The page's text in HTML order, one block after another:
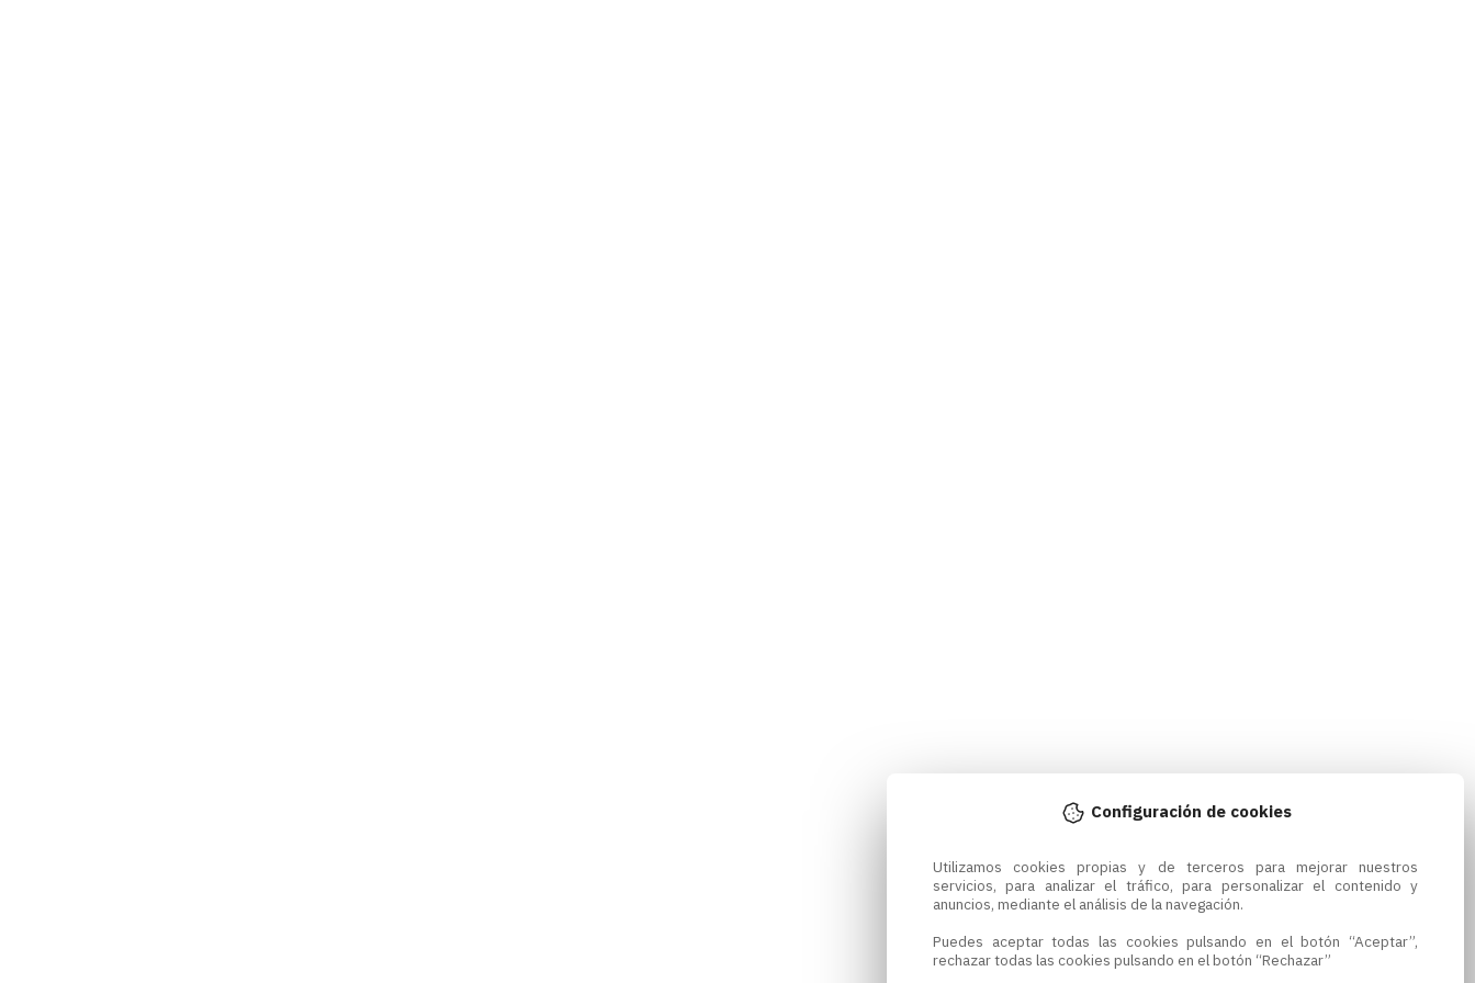
Configuración de cookies
Utilizamos cookies propias y de terceros para mejorar nuestros
servicios, para analizar el tráfico, para personalizar el contenido y
anuncios, mediante el análisis de la navegación.
Puedes aceptar todas las cookies pulsando en el botón “Aceptar”,
rechazar todas las cookies pulsando en el botón “Rechazar”